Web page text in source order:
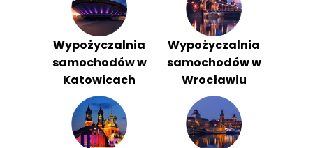
Wypożyczalnia
samochodów w
Katowicach
Wypożyczalnia
samochodów w
Wrocławiu